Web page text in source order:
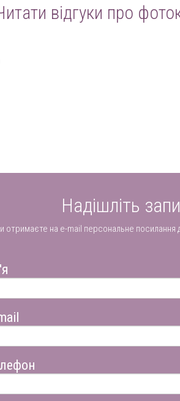
відгуки про
Надішліть
отримаєте на e-mail персональне